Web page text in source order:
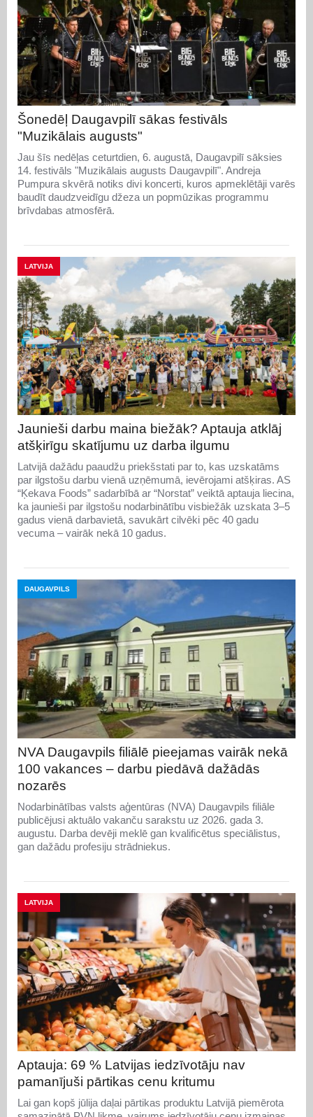
Šonedēļ Daugavpilī sākas festivāls
"Muzikālais augusts"
Jau šīs nedēļas ceturtdien, 6. augustā, Daugavpilī sāksies
14. festivāls "Muzikālais augusts Daugavpilī". Andreja
Pumpura skvērā notiks divi koncerti, kuros apmeklētāji varēs
baudīt daudzveidīgu džeza un popmūzikas programmu
brīvdabas atmosfērā.
LATVIJA
Jaunieši darbu maina biežāk? Aptauja atklāj
atšķirīgu skatījumu uz darba ilgumu
Latvijā dažādu paaudžu priekšstati par to, kas uzskatāms
par ilgstošu darbu vienā uzņēmumā, ievērojami atšķiras. AS
“Ķekava Foods” sadarbībā ar “Norstat” veiktā aptauja liecina,
ka jaunieši par ilgstošu nodarbinātību visbiežāk uzskata 3–5
gadus vienā darbavietā, savukārt cilvēki pēc 40 gadu
vecuma – vairāk nekā 10 gadus.
DAUGAVPILS
NVA Daugavpils filiālē pieejamas vairāk nekā
100 vakances – darbu piedāvā dažādās
nozarēs
Nodarbinātības valsts aģentūras (NVA) Daugavpils filiāle
publicējusi aktuālo vakanču sarakstu uz 2026. gada 3.
augustu. Darba devēji meklē gan kvalificētus speciālistus,
gan dažādu profesiju strādniekus.
LATVIJA
Aptauja: 69 % Latvijas iedzīvotāju nav
pamanījuši pārtikas cenu kritumu
Lai gan kopš jūlija daļai pārtikas produktu Latvijā piemērota